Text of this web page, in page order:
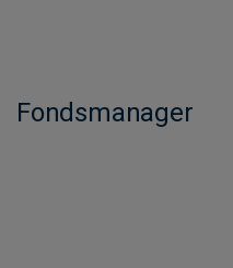
Fondsmanager​​​​​​​​​​​​​​​​​​​​